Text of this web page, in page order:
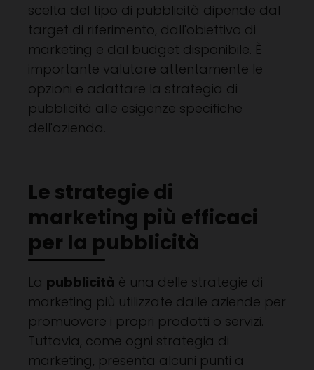
scelta del tipo di pubblicità dipende dal
target di riferimento, dall'obiettivo di
marketing e dal budget disponibile. È
importante valutare attentamente le
opzioni e adattare la strategia di
pubblicità alle esigenze specifiche
dell'azienda.
Le strategie di
marketing più efficaci
per la pubblicità
La pubblicità è una delle strategie di
marketing più utilizzate dalle aziende per
promuovere i propri prodotti o servizi.
Tuttavia, come ogni strategia di
marketing, presenta alcuni punti a